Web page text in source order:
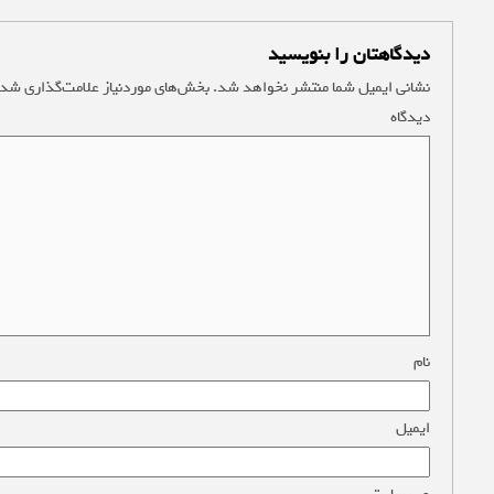
دیدگاهتان را بنویسید
نشانی ایمیل شما منتشر نخواهد شد.بخش‌های موردنیاز علامت‌گذاری
دیدگاه
نام
ایمیل